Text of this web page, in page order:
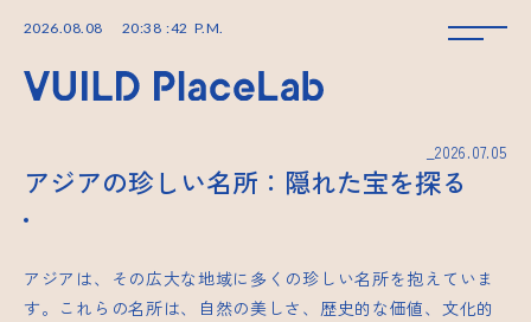
2026.08.08 20:38 :42 P.M.
_2026.07.05
アジアの珍しい名所：隠れた宝を探る
アジアは、その広大な地域に多くの珍しい名所を抱えていま
す。これらの名所は、自然の美しさ、歴史的な価値、文化的